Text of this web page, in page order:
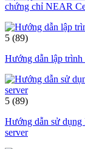
chứng chỉ NEAR
5 (89)
Hướng dẫn lập
5 (89)
Hướng dẫn sử dụng
server